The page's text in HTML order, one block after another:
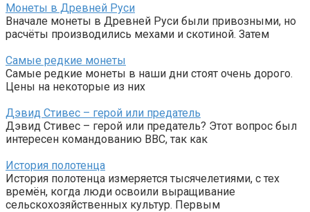
Монеты в Древней Руси
Вначале монеты в Древней Руси были привозными, но
расчёты производились мехами и скотиной. Затем
Самые редкие монеты
Самые редкие монеты в наши дни стоят очень дорого.
Цены на некоторые из них
Дэвид Стивес – герой или предатель
Дэвид Стивес – герой или предатель? Этот вопрос был
интересен командованию ВВС, так как
История полотенца
История полотенца измеряется тысячелетиями, с тех
времён, когда люди освоили выращивание
сельскохозяйственных культур. Первым